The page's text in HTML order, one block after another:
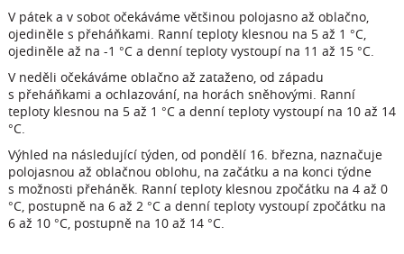
V pátek a v sobot očekáváme většinou polojasno až oblačno,
ojediněle s přeháňkami. Ranní teploty klesnou na 5 až 1 °C,
ojediněle až na -1 °C a denní teploty vystoupí na 11 až 15 °C.
V neděli očekáváme oblačno až zataženo, od západu
s přeháňkami a ochlazování, na horách sněhovými. Ranní
teploty klesnou na 5 až 1 °C a denní teploty vystoupí na 10 až 14
°C.
Výhled na následující týden, od pondělí 16. března, naznačuje
polojasnou až oblačnou oblohu, na začátku a na konci týdne
s možnosti přeháněk. Ranní teploty klesnou zpočátku na 4 až 0
°C, postupně na 6 až 2 °C a denní teploty vystoupí zpočátku na
6 až 10 °C, postupně na 10 až 14 °C.